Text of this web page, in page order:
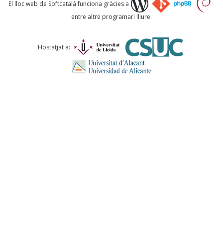
Comentari *
El lloc web de Softcatalà funciona gràcies a
entre altre programari lliure.
Hostatjat a: